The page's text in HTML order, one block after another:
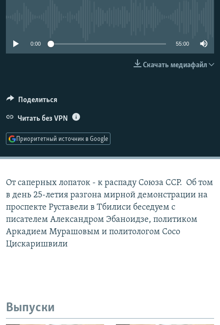
0:00 55:00
Скачать медиафайл
Поделиться
Читать без VPN
Приоритетный источник в Google
От саперных лопаток - к распаду Союза ССР. Об том
в день 25-летия разгона мирной демонстрации на
проспекте Руставели в Тбилиси беседуем с
писателем Александром Эбаноидзе, политиком
Аркадием Мурашовым и политологом Сосо
Цискаришвили
Выпуски